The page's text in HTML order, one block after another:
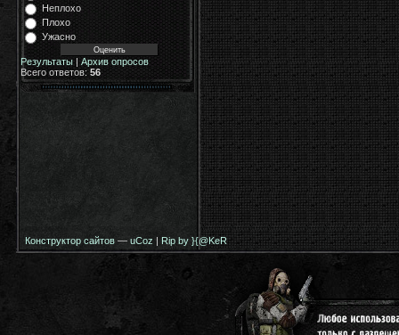
Неплохо
Плохо
Ужасно
Результаты | Архив опросов
Всего ответов: 56
Конструктор сайтов — uCoz | Rip by }{@KeR